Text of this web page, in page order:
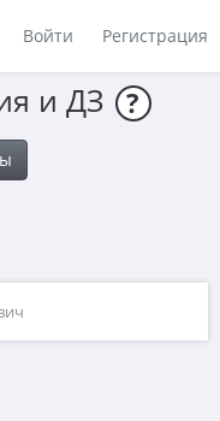
Войти Регистрация
и ДЗ ?